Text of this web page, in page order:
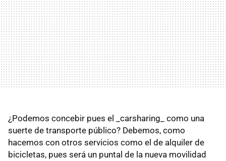
¿Podemos concebir pues el _carsharing_ como una
suerte de transporte público? Debemos, como
hacemos con otros servicios como el de alquiler de
bicicletas, pues será un puntal de la nueva movilidad